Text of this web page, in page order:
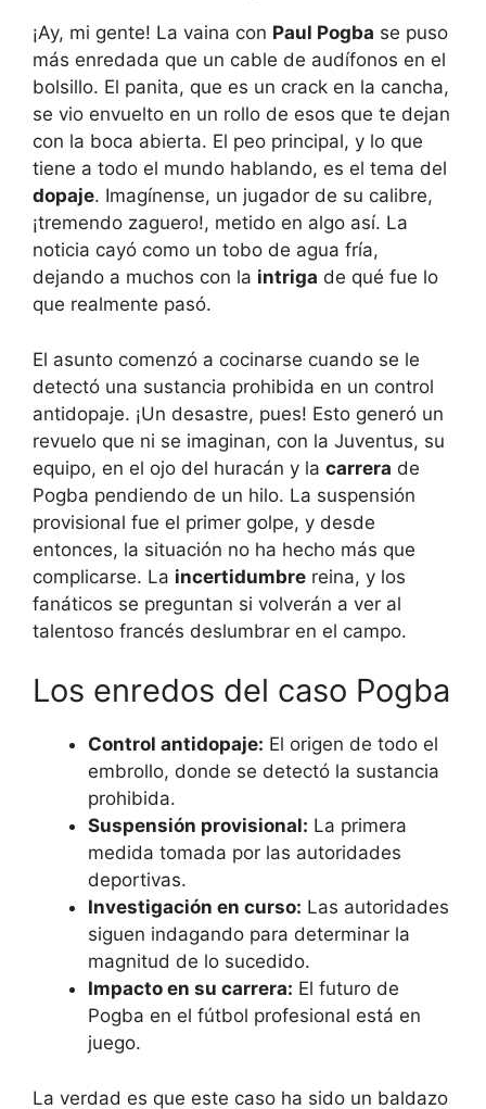
¡Ay, mi gente! La vaina con Paul Pogba se puso
más enredada que un cable de audífonos en el
bolsillo. El panita, que es un crack en la cancha,
se vio envuelto en un rollo de esos que te dejan
con la boca abierta. El peo principal, y lo que
tiene a todo el mundo hablando, es el tema del
dopaje. Imagínense, un jugador de su calibre,
¡tremendo zaguero!, metido en algo así. La
noticia cayó como un tobo de agua fría,
dejando a muchos con la intriga de qué fue lo
que realmente pasó.
El asunto comenzó a cocinarse cuando se le
detectó una sustancia prohibida en un control
antidopaje. ¡Un desastre, pues! Esto generó un
revuelo que ni se imaginan, con la Juventus, su
equipo, en el ojo del huracán y la carrera de
Pogba pendiendo de un hilo. La suspensión
provisional fue el primer golpe, y desde
entonces, la situación no ha hecho más que
complicarse. La incertidumbre reina, y los
fanáticos se preguntan si volverán a ver al
talentoso francés deslumbrar en el campo.
Los enredos del caso Pogba
Control antidopaje: El origen de todo el
embrollo, donde se detectó la sustancia
prohibida.
Suspensión provisional: La primera
medida tomada por las autoridades
deportivas.
Investigación en curso: Las autoridades
siguen indagando para determinar la
magnitud de lo sucedido.
Impacto en su carrera: El futuro de
Pogba en el fútbol profesional está en
juego.
La verdad es que este caso ha sido un baldazo